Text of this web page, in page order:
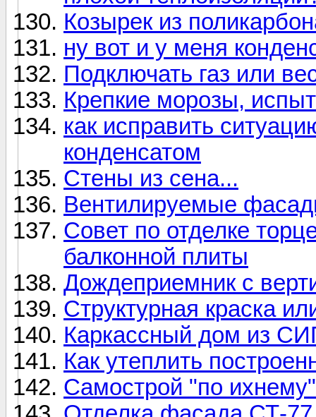
Козырек из
ну вот и у меня
Подключать газ или
Крепкие морозы,
как исправить
конденсатом
Стены из сена...
Вентилируемые
Совет по отделке
балконной плиты
Дождеприемник с
Структурная краска
Каркассный дом из
Как утеплить
Самострой "по